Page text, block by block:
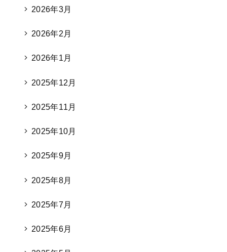
2026年3月
2026年2月
2026年1月
2025年12月
2025年11月
2025年10月
2025年9月
2025年8月
2025年7月
2025年6月